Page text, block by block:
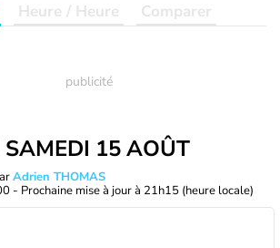
Heure / Heure Comparer
SAMEDI 15 AOÛT
Adrien THOMAS
- Prochaine mise à jour à 21h15 (heure locale)